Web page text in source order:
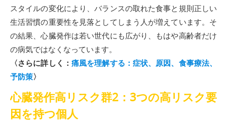
スタイルの変化により、バランスの取れた食事と規則正しい
生活習慣の重要性を見落としてしまう人が増えています。そ
の結果、心臓発作は若い世代にも広がり、もはや高齢者だけ
の病気ではなくなっています。
〈さらに詳しく： 痛風を理解する：症状、原因、食事療法、
予防策〉
心臓発作高リスク群2：3つの高リスク要
因を持つ個人